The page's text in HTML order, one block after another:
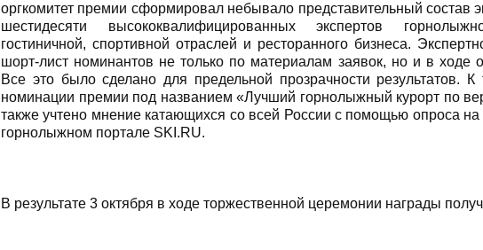
оргкомитет премии сформировал небывало представительный состав
шестидесяти высококвалифицированных экспертов
гостиничной, спортивной отраслей и ресторанного бизнеса.
шорт-лист номинантов не только по материалам заявок, но и в ходе
Все это было сделано для предельной прозрачности результатов.
номинации премии под названием «Лучший горнолыжный курорт по
также учтено мнение катающихся со всей России с помощью опроса
горнолыжном портале SKI.RU.
В результате 3 октября в ходе торжественной церемонии награды